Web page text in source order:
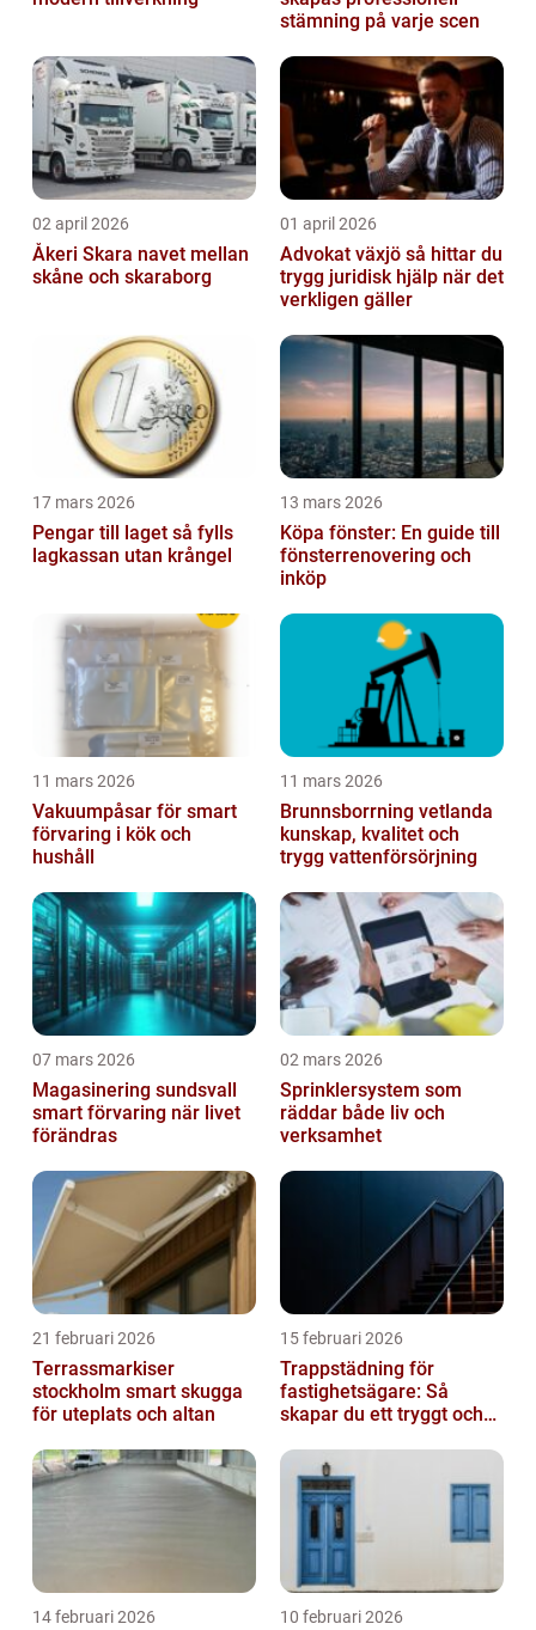
stämning på varje scen
02 april 2026
Åkeri Skara navet mellan
skåne och skaraborg
01 april 2026
Advokat växjö så hittar du
trygg juridisk hjälp när det
verkligen gäller
17 mars 2026
Pengar till laget så fylls
lagkassan utan krångel
13 mars 2026
Köpa fönster: En guide till
fönsterrenovering och
inköp
11 mars 2026
Vakuumpåsar för smart
förvaring i kök och
hushåll
11 mars 2026
Brunnsborrning vetlanda
kunskap, kvalitet och
trygg vattenförsörjning
07 mars 2026
Magasinering sundsvall
smart förvaring när livet
förändras
02 mars 2026
Sprinklersystem som
räddar både liv och
verksamhet
21 februari 2026
Terrassmarkiser
stockholm smart skugga
för uteplats och altan
15 februari 2026
Trappstädning för
fastighetsägare: Så
skapar du ett tryggt och
Stockholm
14 februari 2026 10 februari 2026